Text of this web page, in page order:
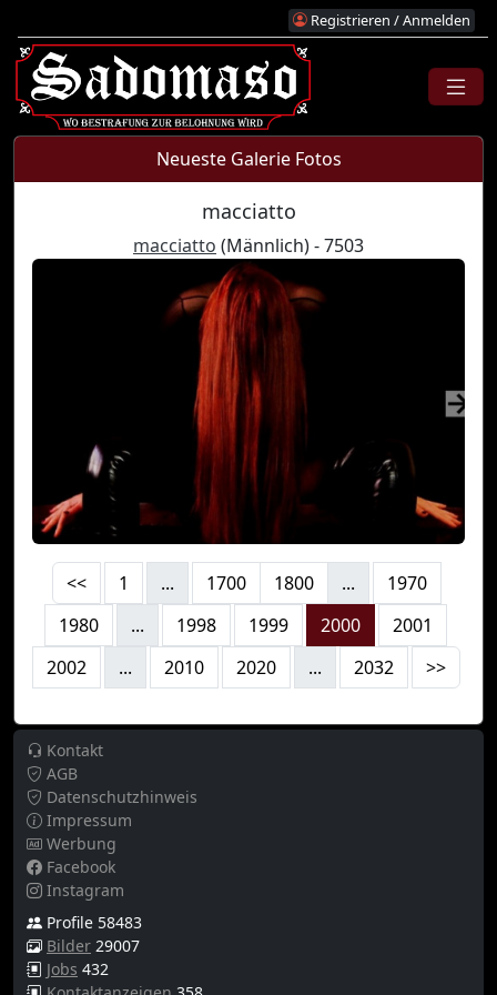
Registrieren / Anmelden
Neueste Galerie Fotos
macciatto
macciatto (Männlich) - 7503
<< 1 ... 1700 1800 ...
1970
1980
... 1998 1999 2000
2001
2002
... 2010 2020 ... 2032 >>
Kontakt
AGB
Datenschutzhinweis
Impressum
Werbung
Facebook
Instagram
Profile 58483
Bilder 29007
Jobs 432